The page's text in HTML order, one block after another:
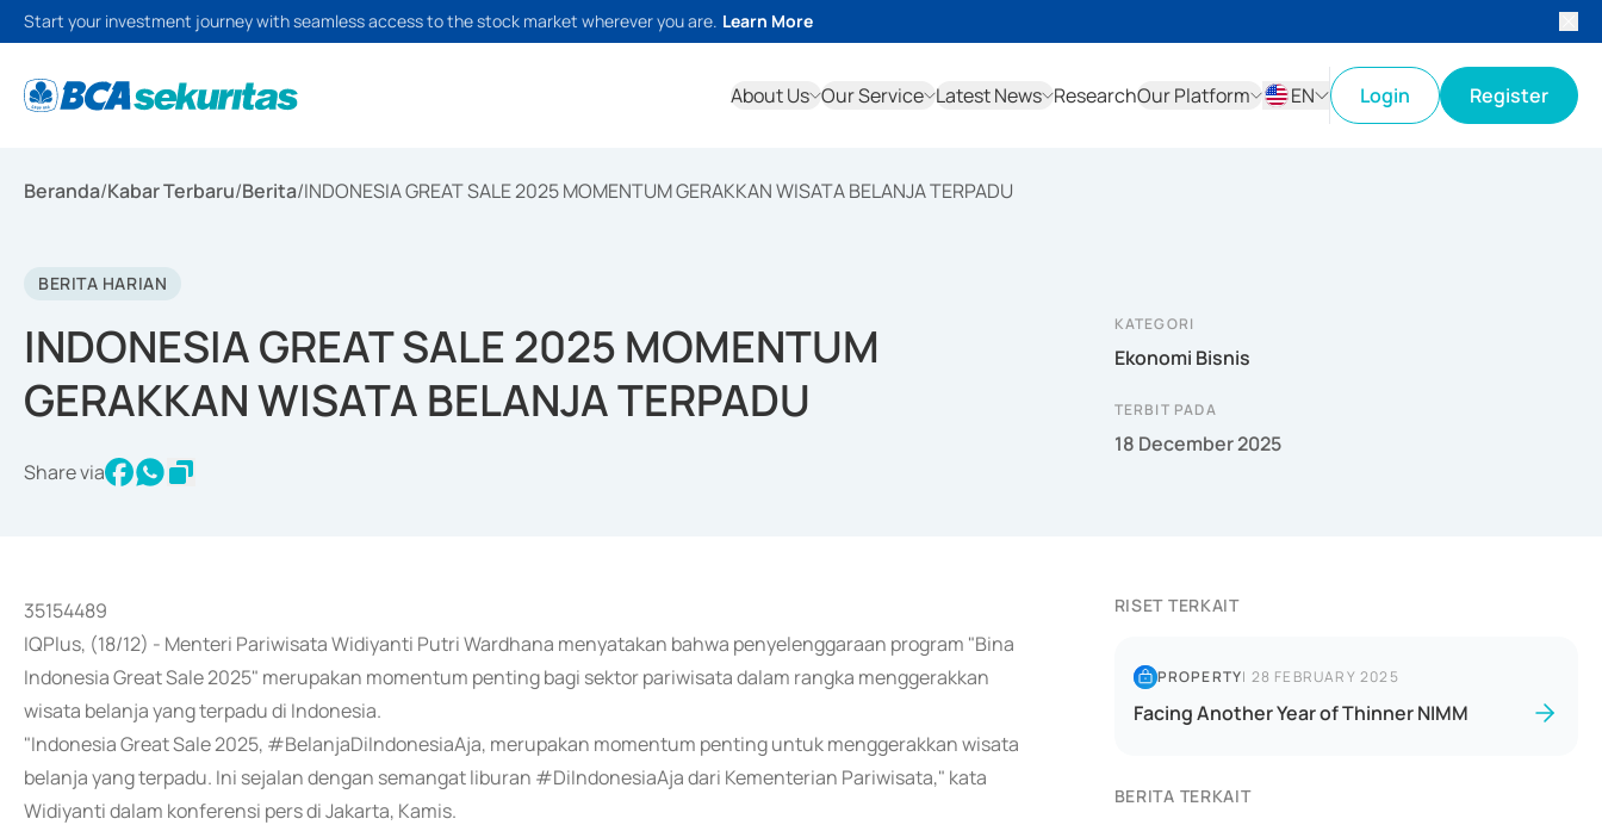
Start your investment journey with seamless access to the stock market wherever you are. Learn More
About Us Our Service Latest News ResearchOur Platform
EN
Login Register
Beranda/Kabar Terbaru/Berita/INDONESIA GREAT SALE 2025 MOMENTUM GERAKKAN WISATA BELANJA TERPADU
BERITA HARIAN
INDONESIA GREAT SALE 2025 MOMENTUM
GERAKKAN WISATA BELANJA TERPADU
Share via
KATEGORI
Ekonomi Bisnis
TERBIT PADA
18 December 2025
35154489
IQPlus, (18/12) - Menteri Pariwisata Widiyanti Putri Wardhana menyatakan bahwa penyelenggaraan program "Bina
Indonesia Great Sale 2025" merupakan momentum penting bagi sektor pariwisata dalam rangka menggerakkan
wisata belanja yang terpadu di Indonesia.
"Indonesia Great Sale 2025, #BelanjaDiIndonesiaAja, merupakan momentum penting untuk menggerakkan wisata
belanja yang terpadu. Ini sejalan dengan semangat liburan #DiIndonesiaAja dari Kementerian Pariwisata," kata
Widiyanti dalam konferensi pers di Jakarta, Kamis.
RISET TERKAIT
PROPERTY| 28 FEBRUARY 2025
Facing Another Year of Thinner NIMM
BERITA TERKAIT